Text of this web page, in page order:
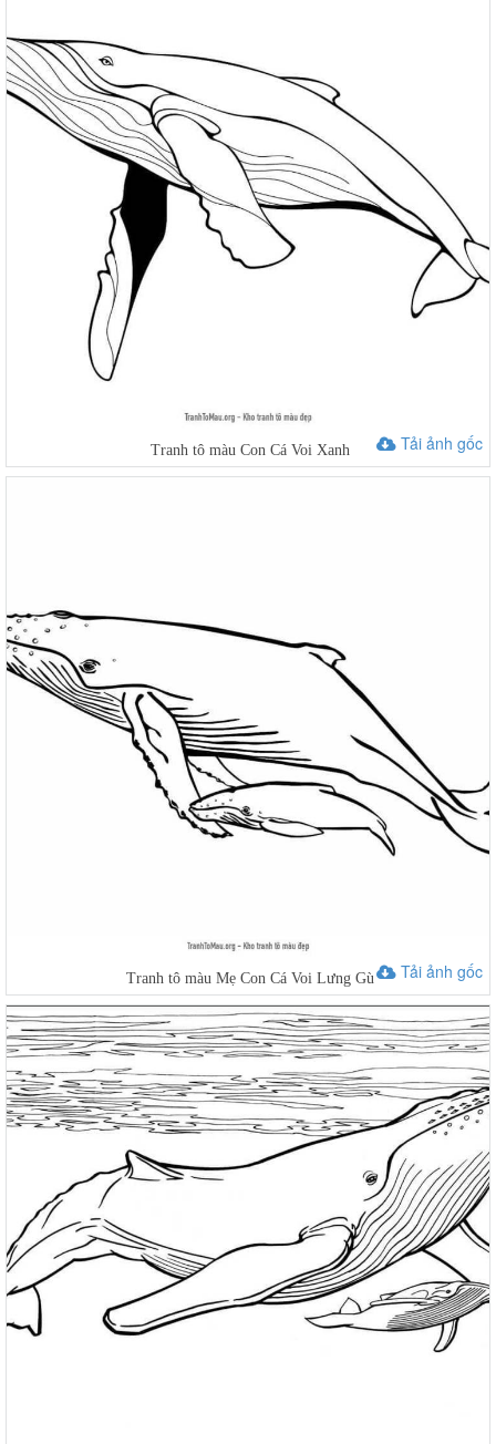
Tải ảnh gốc
Tranh tô màu Con Cá Voi Xanh
Tải ảnh gốc
Tranh tô màu Mẹ Con Cá Voi Lưng Gù